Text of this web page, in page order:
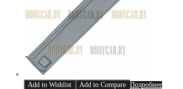
Add to Wishlist Add to Compare Подробнее